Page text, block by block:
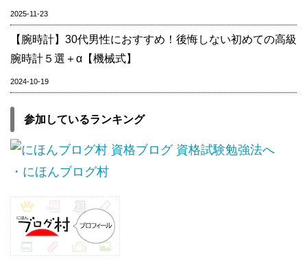
2025-11-23
【腕時計】30代男性におすすめ！後悔しない初めての高級
腕時計５選＋α【機械式】
2024-10-19
参加しているランキング
・にほんブログ村